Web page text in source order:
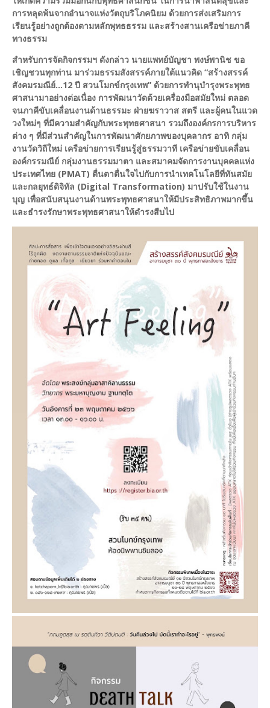
การหลุดพ้นจากอำนาจแห่งวัตถุบริโภคนิยม ด้วยการส่งเสริมการ
เรียนรู้อย่างถูกต้องตามหลักพุทธธรรม และสร้างสานเครือข่ายภาคี
ทางธรรม
สำหรับการจัดกิจกรรมฯ ดังกล่าว นายแพทย์บัญชา พงษ์พานิช ขอ
เชิญชวนทุกท่าน มาร่วมธรรมสังสรรค์ภายใต้แนวคิด “สร้างสรรค์
สังคมรมณีย์…12 ปี สวนโมกข์กรุงเทพ” ด้วยการทำนุบำรุงพระพุทธ
ศาสนามาอย่างต่อเนื่อง การพัฒนาวัดด้วยเครื่องมือสมัยใหม่ ตลอด
จนภาคีขับเคลื่อนงานด้านธรรมะ ฝ่ายฆราวาส สตรี และผู้คนในแวด
วงใหม่ๆ ที่มีความสำคัญกับพระพุทธศาสนา รวมถึงองค์กรการบริหาร
ต่าง ๆ ที่มีส่วนสำคัญในการพัฒนาศักยภาพของบุคลากร อาทิ กลุ่ม
งานวัดวิถีใหม่ เครือข่ายการเรียนรู้สู่ธรรมวาที เครือข่ายขับเคลื่อน
องค์กรรมณีย์ กลุ่มงานธรรมมาตา และสมาคมจัดการงานบุคคลแห่ง
ประเทศไทย (PMAT) ตื่นตาตื่นใจไปกับการนำเทคโนโลยีที่ทันสมัย
และกลยุทธ์ดิจิทัล (Digital Transformation) มาปรับใช้ในงาน
บุญ เพื่อสนับสนุนงานด้านพระพุทธศาสนาให้มีประสิทธิภาพมากขึ้น
และธำรงรักษาพระพุทธศาสนาให้ดำรงสืบไป